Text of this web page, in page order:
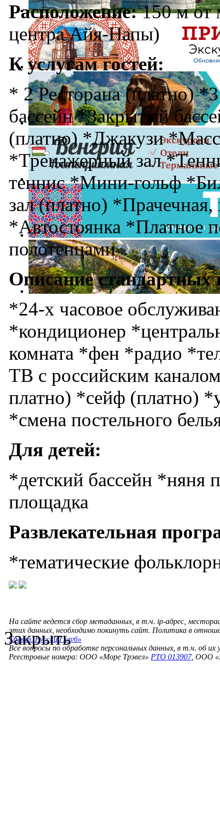
Расположение:150 м от
центра Айя-Напы)
К услугам гостей:
* 2 Ресторана (платно)
бассейн *Закрытый
(платно) *Джакузи
*Тренажерный зал
теннис *Мини-гольф
зал (платно)
*Автостоянка *Платное
полотенцами
Описание стандартных
*24-х часовое
*кондиционер
комната *фен *радио
ТВ с российским
платно) *сейф (платно)
*смена постельного
Для детей:
*детский бассейн *няня
площадка
Развлекательная
*тематические
На сайте ведется сбор метаданных, в т.ч. ip-адрес,
этих данных, необходимо покинуть сайт. Политика в
Трэвел. Русский клуб»
Все вопросы по обработке персональных данных, в т.ч. об их
Реестровые номера: ООО «Море Трэвел» РТО 013907, ООО
Закрыть